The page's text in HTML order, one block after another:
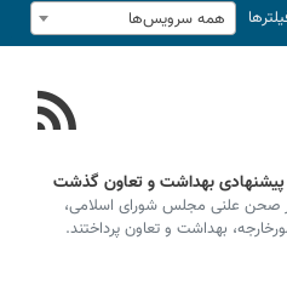
همه سرویس‌ها
پیشنهادی بهداشت و تعاون گذشت
صحن علنی مجلس شورای اسلامی،
بهداشت و تعاون پرداختند.